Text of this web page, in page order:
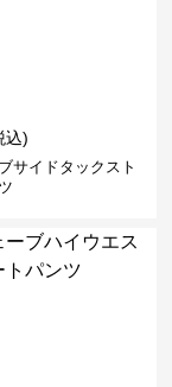
込)
サイドタックスト